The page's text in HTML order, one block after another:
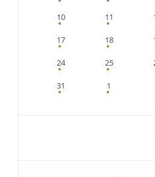
10 11
17 18
24 25
31 1